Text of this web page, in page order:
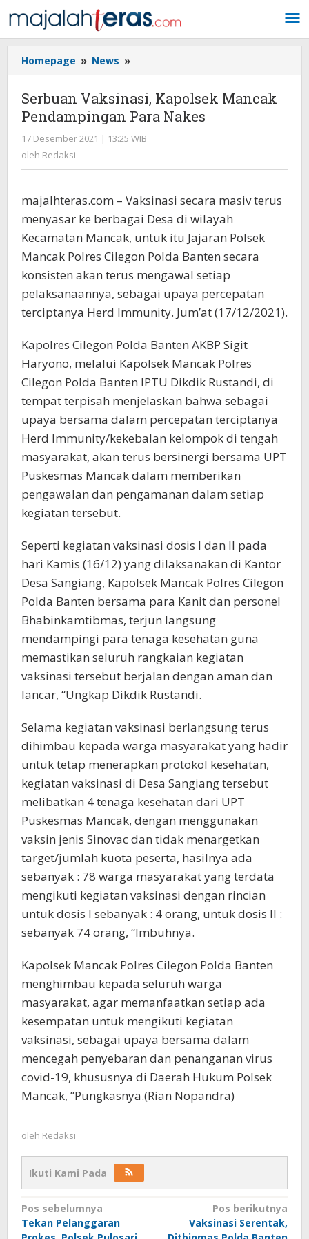
ke
konten
Homepage » News »
Vaksinasi,
Kapolsek
Mancak
Pendampingan
Para
Serbuan Vaksinasi, Kapolsek Mancak
Pendampingan Para Nakes
17 Desember 2021 | 13:25 WIB
oleh Redaksi
majalhteras.com – Vaksinasi secara masiv terus
menyasar ke berbagai Desa di wilayah
Kecamatan Mancak, untuk itu Jajaran Polsek
Mancak Polres Cilegon Polda Banten secara
konsisten akan terus mengawal setiap
pelaksanaannya, sebagai upaya percepatan
terciptanya Herd Immunity. Jum’at (17/12/2021).
Kapolres Cilegon Polda Banten AKBP Sigit
Haryono, melalui Kapolsek Mancak Polres
Cilegon Polda Banten IPTU Dikdik Rustandi, di
tempat terpisah menjelaskan bahwa sebagai
upaya bersama dalam percepatan terciptanya
Herd Immunity/kekebalan kelompok di tengah
masyarakat, akan terus bersinergi bersama UPT
Puskesmas Mancak dalam memberikan
pengawalan dan pengamanan dalam setiap
kegiatan tersebut.
Seperti kegiatan vaksinasi dosis I dan II pada
hari Kamis (16/12) yang dilaksanakan di Kantor
Desa Sangiang, Kapolsek Mancak Polres Cilegon
Polda Banten bersama para Kanit dan personel
Bhabinkamtibmas, terjun langsung
mendampingi para tenaga kesehatan guna
memastikan seluruh rangkaian kegiatan
vaksinasi tersebut berjalan dengan aman dan
lancar, “Ungkap Dikdik Rustandi.
Selama kegiatan vaksinasi berlangsung terus
dihimbau kepada warga masyarakat yang hadir
untuk tetap menerapkan protokol kesehatan,
kegiatan vaksinasi di Desa Sangiang tersebut
melibatkan 4 tenaga kesehatan dari UPT
Puskesmas Mancak, dengan menggunakan
vaksin jenis Sinovac dan tidak menargetkan
target/jumlah kuota peserta, hasilnya ada
sebanyak : 78 warga masyarakat yang terdata
mengikuti kegiatan vaksinasi dengan rincian
untuk dosis I sebanyak : 4 orang, untuk dosis II :
sebanyak 74 orang, “Imbuhnya.
Kapolsek Mancak Polres Cilegon Polda Banten
menghimbau kepada seluruh warga
masyarakat, agar memanfaatkan setiap ada
kesempatan untuk mengikuti kegiatan
vaksinasi, sebagai upaya bersama dalam
mencegah penyebaran dan penanganan virus
covid-19, khususnya di Daerah Hukum Polsek
Mancak, ”Pungkasnya.(Rian Nopandra)
oleh Redaksi
Ikuti Kami Pada
Navigasi
pos
Pos sebelumnya
Tekan Pelanggaran
Pos berikutnya
Vaksinasi Serentak,